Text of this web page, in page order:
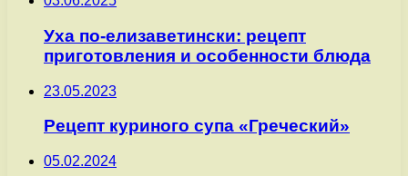
Уха по-елизаветински: рецепт
приготовления и особенности блюда
23.05.2023
Рецепт куриного супа «Греческий»
05.02.2024